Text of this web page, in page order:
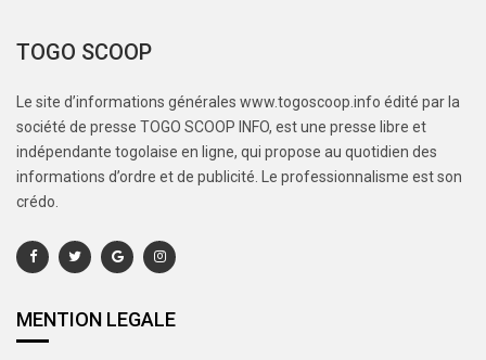
TOGO SCOOP
Le site d’informations générales www.togoscoop.info édité par la
société de presse TOGO SCOOP INFO, est une presse libre et
indépendante togolaise en ligne, qui propose au quotidien des
informations d’ordre et de publicité. Le professionnalisme est son
crédo.
MENTION LEGALE